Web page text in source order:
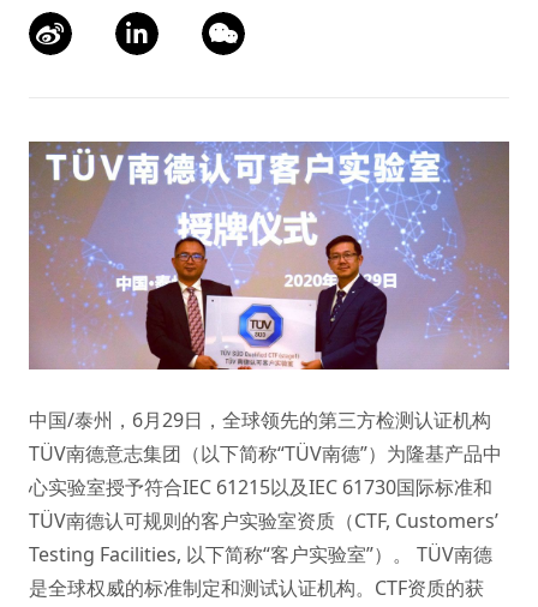
中国/泰州，6月29日，全球领先的第三方检测认证机构
TÜV南德意志集团（以下简称“TÜV南德”）为隆基产品中
心实验室授予符合IEC 61215以及IEC 61730国际标准和
TÜV南德认可规则的客户实验室资质（CTF, Customers’
Testing Facilities, 以下简称“客户实验室”）。 TÜV南德
是全球权威的标准制定和测试认证机构。CTF资质的获